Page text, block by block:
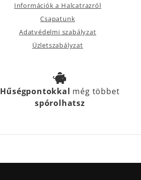
Információk a Halcatrazról
Csapatunk
Adatvédelmi szabályzat
Üzletszabályzat
Hűségpontokkal még többet
spórolhatsz